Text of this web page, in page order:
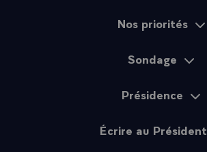
Nos priorités
Sondage
Présidence
Écrire au Président